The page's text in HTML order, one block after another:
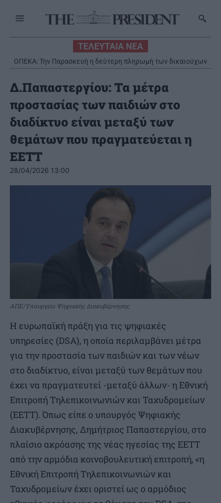
ΤΕΛΕΥΤΑΙΑ ΝΕΑ
ΟΠΕΚΑ: Την Παρασκευή η δεύτερη πληρωμή των δικαιούχων
του Λογαριασμού Αγροτικής Εστίας
Δ.Παπαστεργίου: Τα μέτρα
προστασίας των παιδιών στο
διαδίκτυο είναι μεταξύ των
θεμάτων που πραγματεύεται η
ΕΕΤΤ
28/04/2026 13:00
ΑΠΕ/Υπουργείο Ψηφιακής Διακυβέρνησης
Η ευρωπαϊκή πράξη για τις ψηφιακές
υπηρεσίες (DSA), η οποία περιλαμβάνει μέτρα
για την προστασία των παιδιών και των νέων
στο διαδίκτυο, είναι μεταξύ των θεμάτων που
έχει να πραγματευτεί -μεταξύ άλλων- η Εθνική
Επιτροπή Τηλεπικοινωνιών και Ταχυδρομείων
(ΕΕΤΤ). Όπως είπε ο υπουργός Ψηφιακής
Διακυβέρνησης, Δημήτριος Παπαστεργίου, στο
πλαίσιο ακρόασης της νέας ηγεσίας της ΕΕΤΤ
από την αρμόδια κοινοβουλευτική επιτροπή, «η
Εθνική Επιτροπή Τηλεπικοινωνιών και
Ταχυδρομείων έχει οριστεί ως ο αρμόδιος